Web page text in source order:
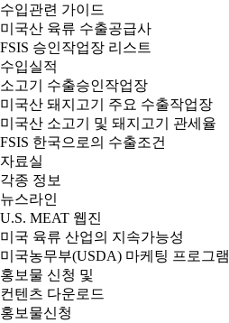
수입관련 가이드
미국산 육류 수출공급사
FSIS 승인작업장 리스트
수입실적
소고기 수출승인작업장
미국산 돼지고기 주요 수출작업장
미국산 소고기 및 돼지고기 관세율
FSIS 한국으로의 수출조건
자료실
각종 정보
뉴스라인
U.S. MEAT 웹진
미국 육류 산업의 지속가능성
미국농무부(USDA) 마케팅 프로그램
홍보물 신청 및
컨텐츠 다운로드
홍보물신청